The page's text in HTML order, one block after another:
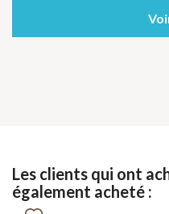
Les clients qui ont
également acheté :